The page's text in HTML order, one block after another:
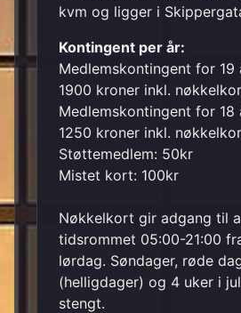
kvm og ligger i
Kontingent per år:
Medlemskontingent for 19
1900 kroner inkl.
Medlemskontingent for 18
1250 kroner inkl.
Støttemedlem: 50kr
Mistet kort: 100kr
Nøkkelkort gir adgang til
tidsrommet 05:00-21:00
lørdag. Søndager, røde
(helligdager) og 4 uker i
stengt.